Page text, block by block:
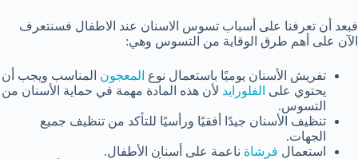
فبعد أن تعرفنا على أسباب تسوس الاسنان عند الاطفال فسنتعرف
الآن على أهم طرق الوقاية من التسوس وهي:
تفريش الأسنان يوميًا باستعمال نوع المعجون المناسب ويجب أن
يحتوي على الفلورايد لأن هذه المادة مهمة في حماية الأسنان من
التسوس.
تنظيف الأسنان جيدًا أفقيًا ورأسيًا للتأكد من تنظيف جميع
الجهات.
استعمال فرشاة ناعمة على أسنان الأطفال.